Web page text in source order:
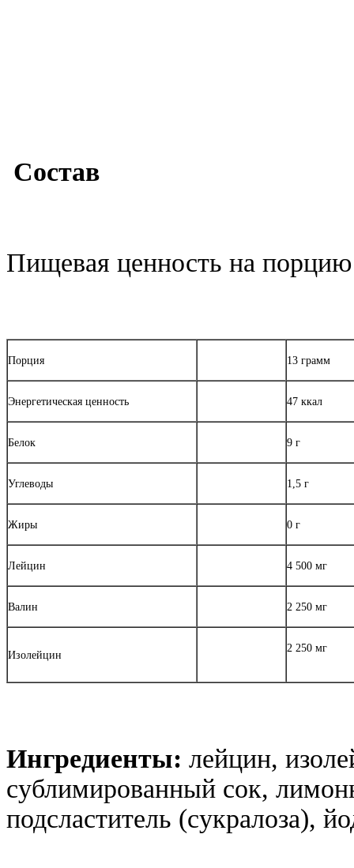
Состав
Пищевая ценность на порцию
Порция 13 грамм
Энергетическая ценность 47 ккал
Белок 9 г
Углеводы 1,5 г
Жиры 0 г
Лейцин 4 500 мг
Валин 2 250 мг
Изолейцин
2 250 мг
Ингредиенты: лейцин,
сублимированный сок,
подсластитель (сукралоза),